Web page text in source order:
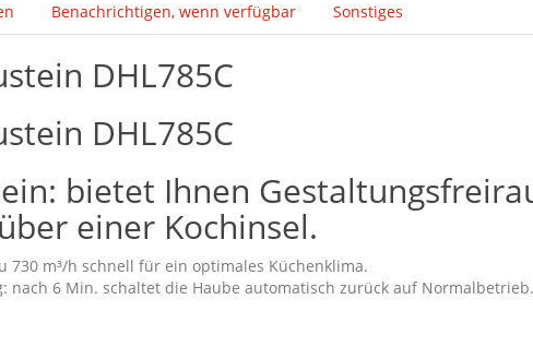
Benachrichtigen, wenn verfügbar Sonstiges
DHL785C
DHL785C
bietet Ihnen
einer Kochinsel.
m³/h schnell für ein optimales Küchenklima.
nach 6 Min. schaltet die Haube automatisch zurück auf Normalbetrieb.